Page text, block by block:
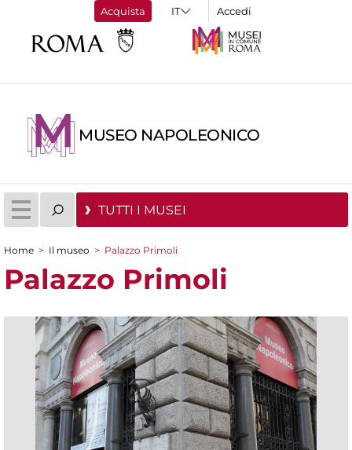
Acquista Accedi
MUSEO NAPOLEONICO
TUTTI I MUSEI
Tu sei qui
Home > Il museo > Palazzo Primoli
Palazzo Primoli